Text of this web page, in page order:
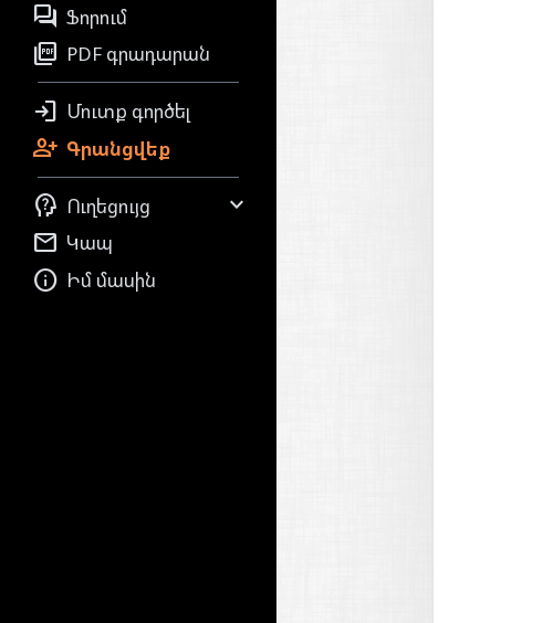
 Ֆորում
 PDF գրադարան
 Մուտք գործել
 Գրանցվեք
 Ուղեցույց

 Կապ
 Իմ մասին